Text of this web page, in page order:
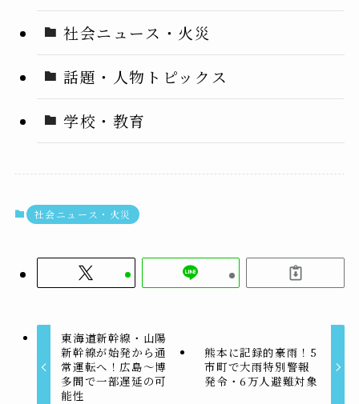
社会ニュース・火災
話題・人物トピックス
学校・教育
社会ニュース・火災
東海道新幹線・山陽
新幹線が始発から通
常運転へ！広島〜博
多間で一部遅延の可
能性
熊本に記録的豪雨！5
市町で大雨特別警報
発令・6万人避難対象